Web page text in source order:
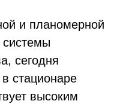
и планомерной
сегодня
стационаре
высоким